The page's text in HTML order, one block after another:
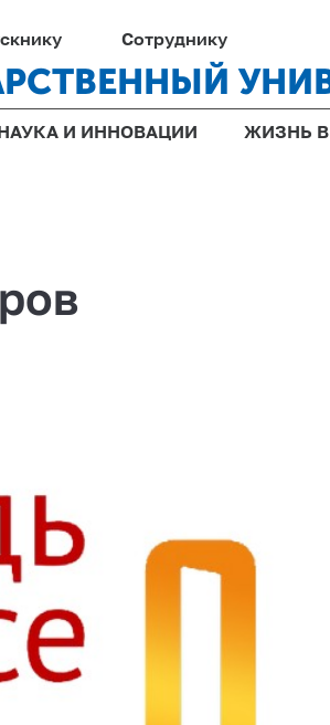
Сотруднику
НАУКА И ИННОВАЦИИ ЖИЗНЬ В